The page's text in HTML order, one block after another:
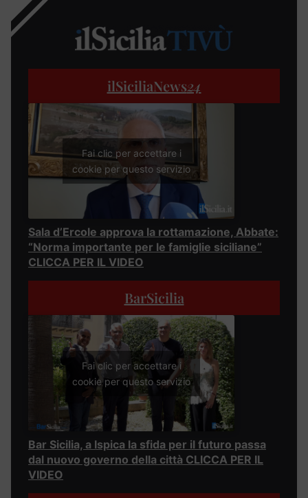
ilSiciliaNews24
Fai clic per accettare i
cookie per questo servizio
Sala d’Ercole approva la rottamazione, Abbate:
“Norma importante per le famiglie siciliane”
CLICCA PER IL VIDEO
BarSicilia
Fai clic per accettare i
cookie per questo servizio
Bar Sicilia, a Ispica la sfida per il futuro passa
dal nuovo governo della città CLICCA PER IL
VIDEO